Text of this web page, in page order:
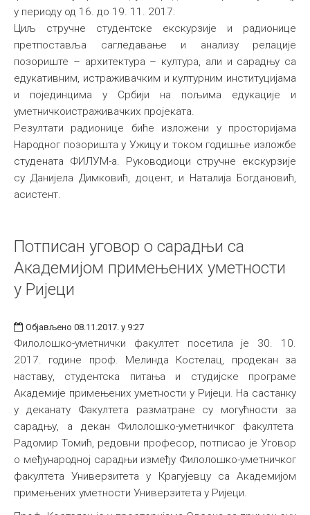
у периоду од 16. до 19. 11. 2017.
Циљ стручне студентске екскурзије и радионице
претпоставља сагледавање и анализу релације
позориште – архитектура – култура, али и сарадњу са
едукативним, истраживачким и културним институцијама
и појединцима у Србији на пољима едукације и
уметничкоистраживачких пројеката.
Резултати радионице биће изложени у просторијама
Народног позоришта у Ужицу и током годишње изложбе
студената ФИЛУМ-а. Руководиоци стручне екскурзије
су Данијела Димковић, доцент, и Наталија Богдановић,
асистент.
Потписан уговор о сарадњи са
Академијом примењених уметности
у Ријеци
Објављено 08.11.2017. у 9:27
Филолошко-уметнички факултет посетила је 30. 10.
2017. године проф. Мелинда Костелац, продекан за
наставу, студентска питања и студијске програме
Академије примењених уметности у Ријеци. На састанку
у деканату Факултета разматране су могућности за
сарадњу, а декан Филолошко-уметничког факултета
Радомир Томић, редовни професор, потписао је Уговор
о међународној сарадњи између Филолошко-уметничког
факултета Универзитета у Крагујевцу са Академијом
примењених уметности Универзитета у Ријеци.